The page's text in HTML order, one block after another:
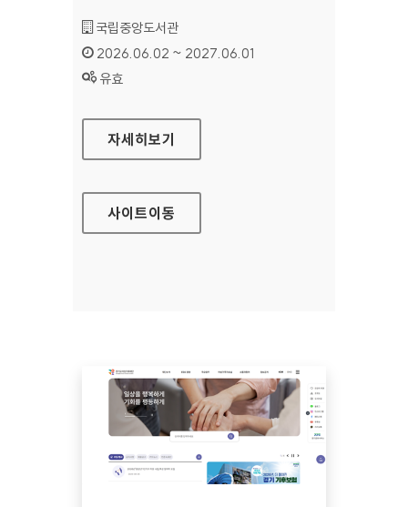
기관명 :
국립중앙도서관
인증기간 :
2026.06.02 ~ 2027.06.01
상태 :
유효
국립중앙도서관
자세히보기
사이트이동